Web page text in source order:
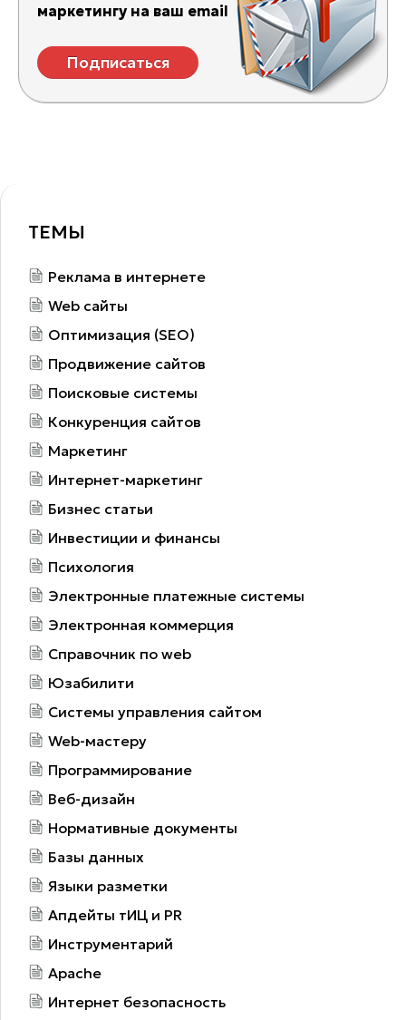
маркетингу на ваш email
Подписаться
ТЕМЫ
Реклама в интернете
Web сайты
Оптимизация (SEO)
Продвижение сайтов
Поисковые системы
Конкуренция сайтов
Маркетинг
Интернет-маркетинг
Бизнес статьи
Инвестиции и финансы
Психология
Электронные платежные системы
Электронная коммерция
Справочник по web
Юзабилити
Системы управления сайтом
Web-мастеру
Программирование
Веб-дизайн
Нормативные документы
Базы данных
Языки разметки
Апдейты тИЦ и PR
Инструментарий
Apache
Интернет безопасность